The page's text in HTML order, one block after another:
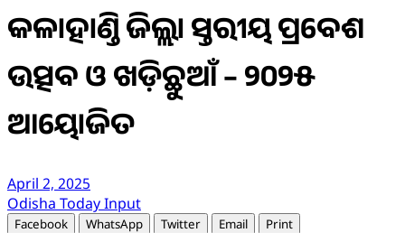
କଳାହାଣ୍ଡି ଜିଲ୍ଲା ସ୍ତରୀୟ ପ୍ରବେଶ
ଉତ୍ସବ ଓ ଖଡ଼ିଛୁଆଁ – ୨୦୨୫
ଆୟୋଜିତ
April 2, 2025
Odisha Today Input
Facebook WhatsApp Twitter Email Print